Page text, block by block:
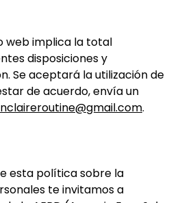
web implica la total
disposiciones y
Se aceptará la utilización de
de acuerdo, envía un
.
esta política sobre la
te invitamos a